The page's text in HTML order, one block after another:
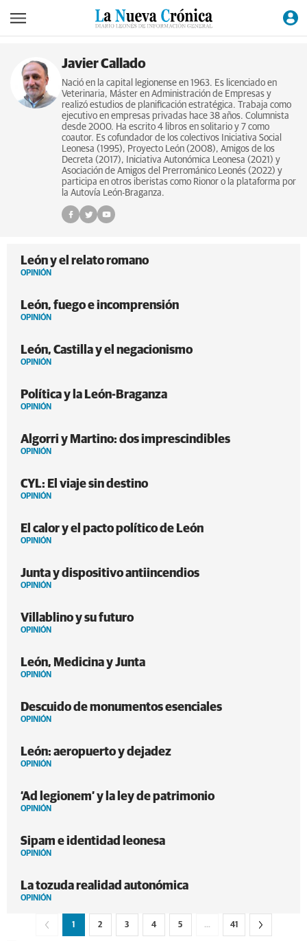
Javier Callado
Nació en la capital legionense en 1963. Es licenciado en
Veterinaria, Máster en Administración de Empresas y
realizó estudios de planificación estratégica. Trabaja como
ejecutivo en empresas privadas hace 38 años. Columnista
desde 2000. Ha escrito 4 libros en solitario y 7 como
coautor. Es cofundador de los colectivos Iniciativa Social
Leonesa (1995), Proyecto León (2008), Amigos de los
Decreta (2017), Iniciativa Autonómica Leonesa (2021) y
Asociación de Amigos del Prerrománico Leonés (2022) y
participa en otros iberistas como Rionor o la plataforma por
la Autovía León-Braganza.
León y el relato romano
OPINIÓN
León, fuego e incomprensión
OPINIÓN
León, Castilla y el negacionismo
OPINIÓN
Política y la León-Braganza
OPINIÓN
Algorri y Martino: dos imprescindibles
OPINIÓN
CYL: El viaje sin destino
OPINIÓN
El calor y el pacto político de León
OPINIÓN
Junta y dispositivo antiincendios
OPINIÓN
Villablino y su futuro
OPINIÓN
León, Medicina y Junta
OPINIÓN
Descuido de monumentos esenciales
OPINIÓN
León: aeropuerto y dejadez
OPINIÓN
‘Ad legionem’ y la ley de patrimonio
OPINIÓN
Sipam e identidad leonesa
OPINIÓN
La tozuda realidad autonómica
OPINIÓN
1 2 3 4 5 … 41